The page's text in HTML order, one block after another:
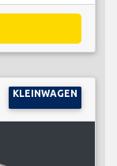
KLEINWAGEN